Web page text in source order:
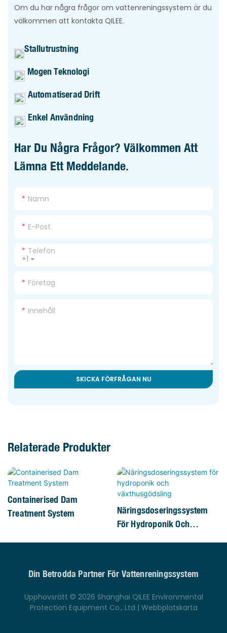
Om du har några frågor om vattenreningssystem är du
välkommen att kontakta QILEE.
Stallutrustning
Mogen Teknologi
Automatiserad Drift
Enkel Användning
Har Du Några Frågor? Välkommen Att
Lämna Ett Meddelande.
Namn
E-Post
+1
Telefon
Företag
Innehåll
SKICKA FÖRFRÅGAN NU
Relaterade Produkter
Containerised Dam
Treatment System
Näringsdoseringssystem
För Hydroponik Och
Din Betrodda Partner För Vattenreningssystem
Upphovsrätt © 2026 Shanghai QILEE Environmental
Protection Equipment Co., Ltd | Webbplatskarta